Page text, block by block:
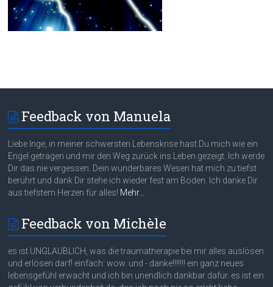
Feedback von Manuela
Liebe Inge, in meiner schwersten Lebenskrise hast Du mich wie ein
Engel getragen und mir den Weg zurück ins Leben gezeigt. Ich werde
Dir das nie vergessen. Dein wunderbares Wesen hat mich zu tiefst
berührt und dank Dir stehe ich wieder fest am Boden. Ich danke Dir
aus tiefstem Herzen für alles! Mehr...
Feedback von Michèle
es ist UNGLAUBLICH, was die traumatherapie bei mir alles auslösen
und erlösen darf! einfach: wow. und - danke!!!!!!! ein ganz neues
lebensgefühl erwacht und ich bin unendlich dankbar dafür. es ist ein